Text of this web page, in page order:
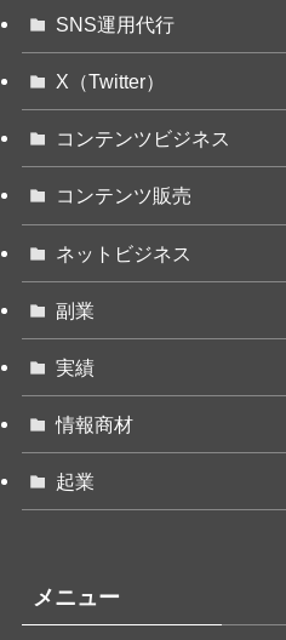
SNS運用代行
X（Twitter）
コンテンツビジネス
コンテンツ販売
ネットビジネス
副業
実績
情報商材
起業
メニュー